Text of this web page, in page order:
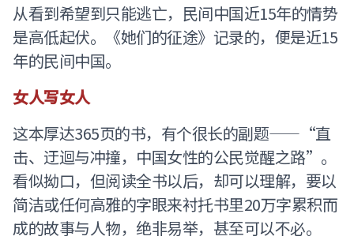
从看到希望到只能逃亡，民间中国近15年的情势
是高低起伏。《她们的征途》记录的，便是近15
年的民间中国。
女人写女人
这本厚达365页的书，有个很长的副题——“直
击、迂迴与冲撞，中国女性的公民觉醒之路”。
看似拗口，但阅读全书以后，却可以理解，要以
简洁或任何高雅的字眼来衬托书里20万字累积而
成的故事与人物，绝非易举，甚至可以不必。